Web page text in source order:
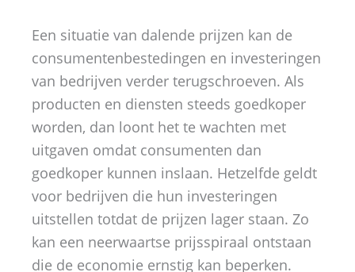
Een situatie van dalende prijzen kan de
consumentenbestedingen en investeringen
van bedrijven verder terugschroeven. Als
producten en diensten steeds goedkoper
worden, dan loont het te wachten met
uitgaven omdat consumenten dan
goedkoper kunnen inslaan. Hetzelfde geldt
voor bedrijven die hun investeringen
uitstellen totdat de prijzen lager staan. Zo
kan een neerwaartse prijsspiraal ontstaan
die de economie ernstig kan beperken.